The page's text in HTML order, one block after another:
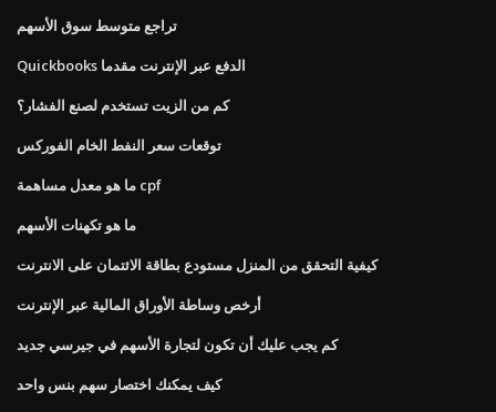
تراجع متوسط ​​سوق الأسهم
Quickbooks الدفع عبر الإنترنت مقدما
كم من الزيت تستخدم لصنع الفشار؟
توقعات سعر النفط الخام الفوركس
ما هو معدل مساهمة cpf
ما هو تكهنات الأسهم
كيفية التحقق من المنزل مستودع بطاقة الائتمان على الانترنت
أرخص وساطة الأوراق المالية عبر الإنترنت
كم يجب عليك أن تكون لتجارة الأسهم في جيرسي جديد
كيف يمكنك اختصار سهم بنس واحد